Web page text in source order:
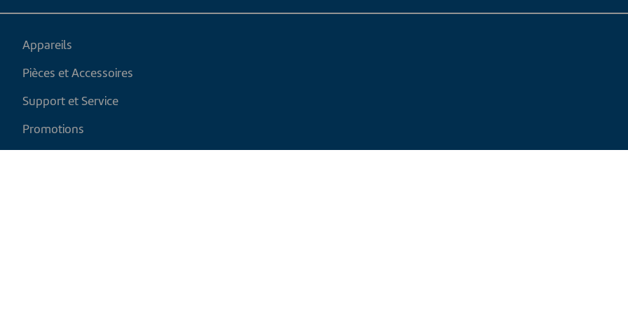
Appareils
Pièces et Accessoires
Support et Service
Promotions